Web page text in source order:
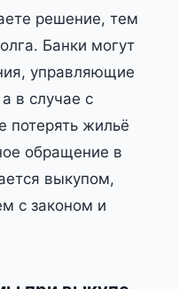
решение, тем
Банки могут
управляющие
в случае с
потерять жильё
обращение в
выкупом,
с законом и